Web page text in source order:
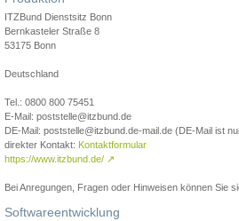
ITZBund Dienstsitz Bonn
Bernkasteler Straße 8
53175 Bonn
Deutschland
Tel.: 0800 800 75451
E-Mail: poststelle@itzbund.de
DE-Mail: poststelle@itzbund.de-mail.de (DE-Mail ist
direkter Kontakt: Kontaktformular
https://www.itzbund.de/ ↗
Bei Anregungen, Fragen oder Hinweisen können Sie
Softwareentwicklung